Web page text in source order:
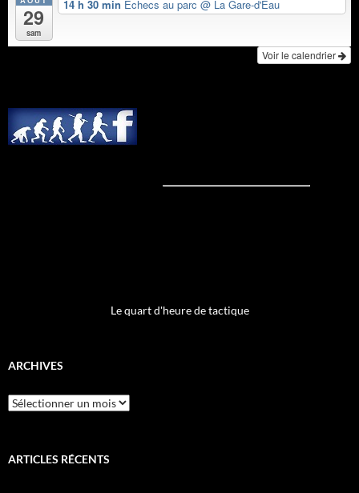
29
sam
14 h 30 min Échecs au parc @ La Gare-d'Eau
Voir le calendrier
Le quart d'heure de tactique
ARCHIVES
Archives
ARTICLES RÉCENTS